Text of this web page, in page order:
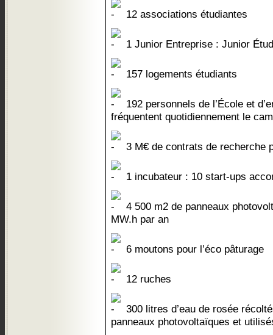
12 associations étudiantes
1 Junior Entreprise : Junior
157 logements étudiants
192 personnels de l’École et
fréquentent quotidiennement le
3 M€ de contrats de recherche
1 incubateur : 10 start-ups
4 500 m2 de panneaux
MW.h par an
6 moutons pour l’éco pâturage
12 ruches
300 litres d’eau de rosée
panneaux photovoltaïques et